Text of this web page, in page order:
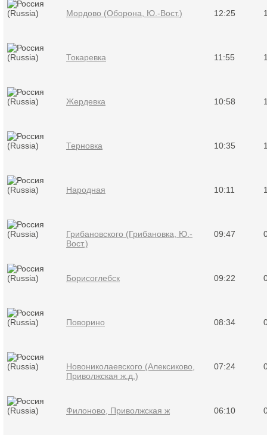
Мордово (Оборона, Ю.-Вост.) 12:25
Токаревка 11:55
Жердевка 10:58
Терновка 10:35
Народная 10:11
Грибановского (Грибановка, Ю.-
Вост.)
09:47
Борисоглебск 09:22
Поворино 08:34
Новониколаевского (Алексиково,
Приволжская ж.д.)
07:24
Филоново, Приволжская ж 06:10